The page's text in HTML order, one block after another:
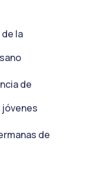
la
de
jóvenes
de